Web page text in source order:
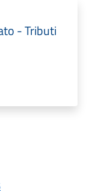
- Tributi